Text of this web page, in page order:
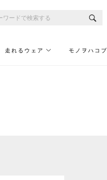
走れるウェア モノヲハコブ